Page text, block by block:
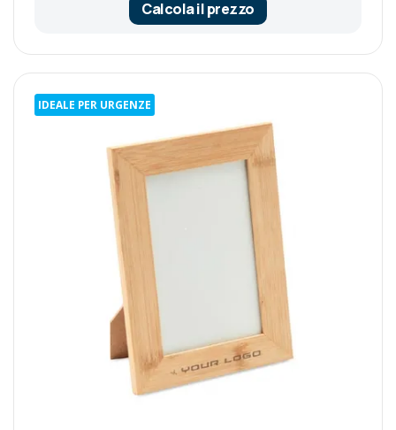
Calcola il prezzo
IDEALE PER URGENZE